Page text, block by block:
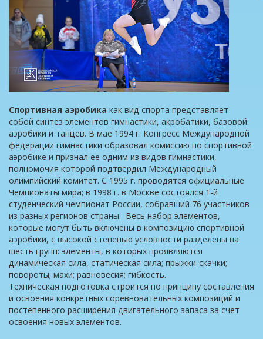
Спортивная аэробика как вид спорта представляет
собой синтез элементов гимнастики, акробатики, базовой
аэробики и танцев. В мае 1994 г. Конгресс Международной
федерации гимнастики образовал комиссию по спортивной
аэробике и признал ее одним из видов гимнастики,
полномочия которой подтвердил Международный
олимпийский комитет. С 1995 г. проводятся официальные
Чемпионаты мира; в 1998 г. в Москве состоялся 1-й
студенческий чемпионат России, собравший 76 участников
из разных регионов страны. Весь набор элементов,
которые могут быть включены в композицию спортивной
аэробики, с высокой степенью условности разделены на
шесть групп: элементы, в которых проявляются
динамическая сила, статическая сила; прыжки-скачки;
повороты; махи; равновесия; гибкость.
Техническая подготовка строится по принципу составления
и освоения конкретных соревновательных композиций и
постепенного расширения двигательного запаса за счет
освоения новых элементов.